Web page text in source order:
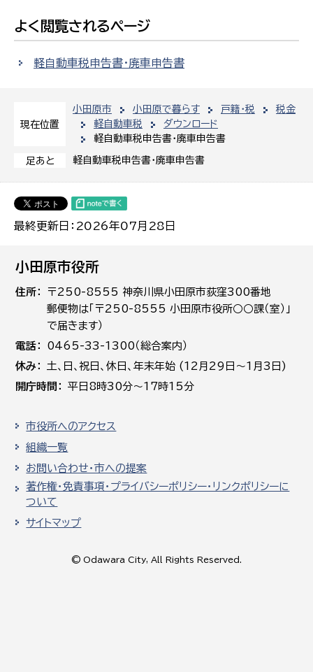
現在位置
小田原市 小田原で暮らす 戸籍・税
税金
軽自動車税
ダウンロード
軽自動車税申告書・廃車申告書
足あと 軽自動車税申告書・廃車申告書
最終更新日：2026年07月28日
よく閲覧されるページ
軽自動車税申告書・廃車申告書
小田原市役所
住所
〒250-8555 神奈川県小田原市荻窪300番地
郵便物は「〒250-8555 小田原市役所○○課（室）」
で届きます）
電話
0465-33-1300（総合案内）
休み
土､日､祝日、休日、年末年始 (12月29日～1月3日)
開庁時間
平日8時30分～17時15分
市役所へのアクセス
組織一覧
お問い合わせ・市への提案
著作権・免責事項・プライバシーポリシー・リンクポリシーに
ついて
サイトマップ
© Odawara City, All Rights Reserved.